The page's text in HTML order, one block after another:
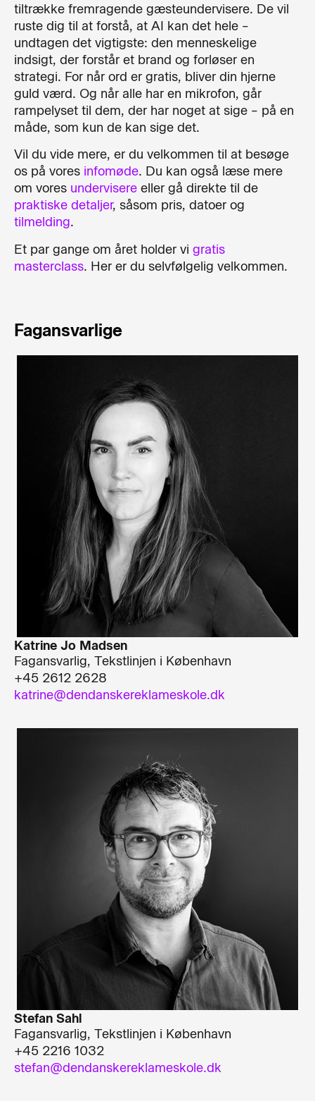
tiltrække fremragende gæsteundervisere. De vil
ruste dig til at forstå, at AI kan det hele –
undtagen det vigtigste: den menneskelige
indsigt, der forstår et brand og forløser en
strategi. For når ord er gratis, bliver din hjerne
guld værd. Og når alle har en mikrofon, går
rampelyset til dem, der har noget at sige – på en
måde, som kun de kan sige det.
Vil du vide mere, er du velkommen til at besøge
os på vores infomøde. Du kan også læse mere
om vores undervisere eller gå direkte til de
praktiske detaljer, såsom pris, datoer og
tilmelding.
Et par gange om året holder vi gratis
masterclass. Her er du selvfølgelig velkommen.
Fagansvarlige
Katrine Jo Madsen
Fagansvarlig, Tekstlinjen i København
+45 2612 2628
katrine@dendanskereklameskole.dk
Stefan Sahl
Fagansvarlig, Tekstlinjen i København
+45 2216 1032
stefan@dendanskereklameskole.dk